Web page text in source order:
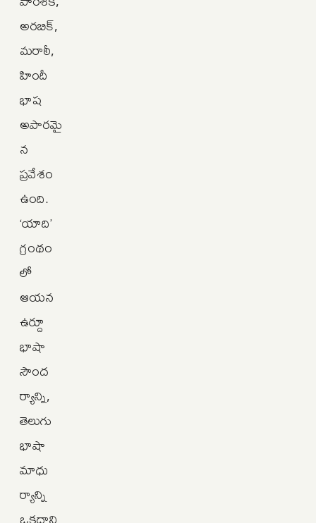
అరబిక్‌,
మరాఠీ,
హిందీ
భాష
అపారమై
న
ప్రవేశం
ఉంది.
‘యాది’
గ్రంథం
లో
ఆయన
ఉర్దూ
భాషా
సౌంద
ర్యాన్ని,
తెలుగు
భాషా
మాధు
ర్యాన్ని